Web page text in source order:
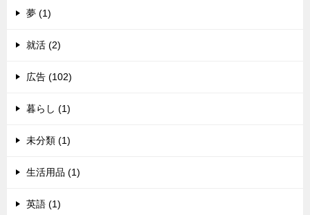
夢 (1)
就活 (2)
広告 (102)
暮らし (1)
未分類 (1)
生活用品 (1)
英語 (1)